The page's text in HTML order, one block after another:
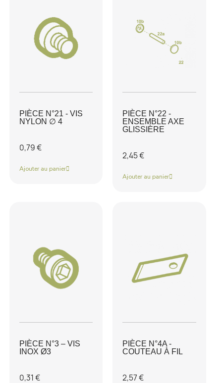
PIÈCE N°21 - VIS
NYLON ∅ 4
0,79 €
Ajouter au panier
PIÈCE N°22 -
ENSEMBLE AXE
GLISSIÈRE
2,45 €
Ajouter au panier
PIÈCE N°3 – VIS
INOX Ø3
0,31 €
PIÈCE N°4A -
COUTEAU À FIL
2,57 €